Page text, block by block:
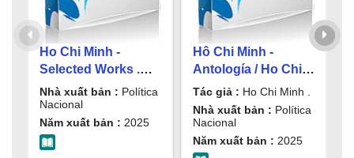
Ho Chi Minh -
Selected Works .
Volumen 4 , On
People and Culture
Nhà xuất bản : Política
Nacional
Năm xuất bản : 2025
Hô Chi Minh -
Antología / Ho Chi
Minh . Volumen 3 ,
Sur la desmocratie
et le progrès social
Tác giả : Ho Chi Minh .
Nhà xuất bản : Política
Nacional
Năm xuất bản : 2025